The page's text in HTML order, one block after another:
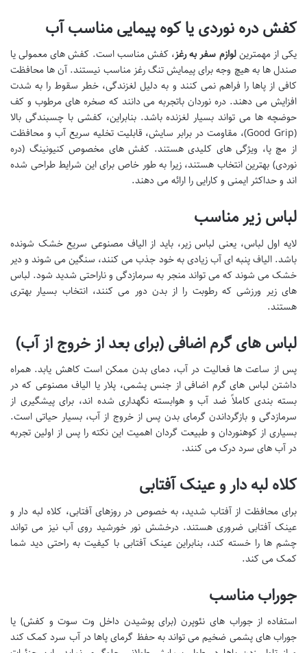
کفش دره نوردی یا کوه پیمایی مناسب آب
یکی از مهمترینلوازم سفر به رغز، کفش مناسب است. کفش های معمولی یا
صندل ها به هیچ وجه برای پیمایش تنگ رغز مناسب نیستند. آن ها محافظت
کافی از پاها را فراهم نمی کنند و به دلیل لغزندگی، خطر سقوط را به شدت
افزایش می دهند. دره نوردان باتجربه می دانند که صخره های مرطوب و کف
حوضچه ها می تواند بسیار لغزنده باشد. بنابراین، کفشی با چسبندگی بالا
(Good Grip)، مقاومت در برابر سایش، قابلیت تخلیه سریع آب و محافظت
از مچ پا، ویژگی های کلیدی هستند. کفش های مخصوص کنیونینگ (دره
نوردی) بهترین انتخاب هستند، زیرا به طور خاص برای این شرایط طراحی شده
اند و حداکثر ایمنی و کارایی را ارائه می دهند.
لباس زیر مناسب
لایه اول لباس، یعنی لباس زیر، باید از الیاف مصنوعی سریع خشک شونده
باشد. الیاف پنبه ای آب زیادی به خود جذب می کنند، سنگین می شوند و دیر
خشک می شوند که می تواند منجر به سرمازدگی و ناراحتی شدید شود. لباس
های زیر ورزشی که رطوبت را از بدن دور می کنند، انتخاب بسیار بهتری
هستند.
لباس های گرم اضافی (برای بعد از خروج از آب)
پس از ساعت ها فعالیت در آب، دمای بدن ممکن است کاهش یابد. همراه
داشتن لباس های گرم اضافی از جنس پشمی، پلار یا الیاف مصنوعی که در
بسته بندی کاملاً ضد آب و هوابسته نگهداری شده اند، برای پیشگیری از
سرمازدگی و بازگرداندن گرمای بدن پس از خروج از آب، بسیار حیاتی است.
بسیاری از کوهنوردان و طبیعت گردان اهمیت این نکته را پس از اولین تجربه
در آب های سرد درک می کنند.
کلاه لبه دار و عینک آفتابی
برای محافظت از آفتاب شدید، به خصوص در روزهای آفتابی، کلاه لبه دار و
عینک آفتابی ضروری هستند. درخشش نور خورشید روی آب نیز می تواند
چشم ها را خسته کند، بنابراین عینک آفتابی با کیفیت به راحتی دید شما
کمک می کند.
جوراب مناسب
استفاده از جوراب های نئوپرن (برای پوشیدن داخل وت سوت و کفش) یا
جوراب های پشمی ضخیم می تواند به حفظ گرمای پاها در آب سرد کمک کند